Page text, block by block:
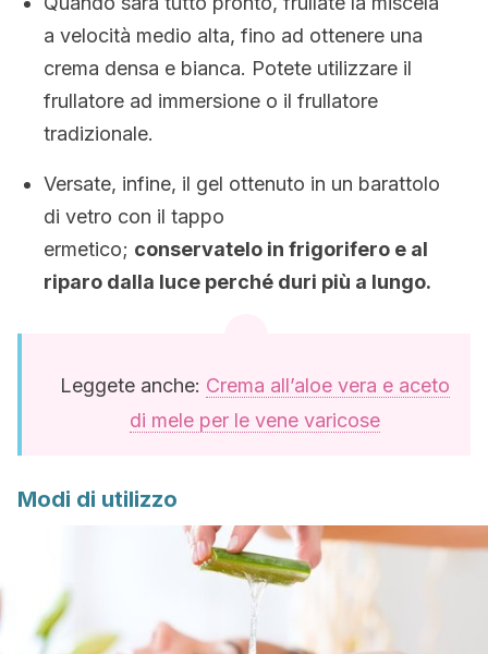
a velocità medio alta, fino ad ottenere una
crema densa e bianca. Potete utilizzare il
frullatore ad immersione o il frullatore
tradizionale.
Versate, infine, il gel ottenuto in un barattolo
di vetro con il tappo
ermetico; conservatelo in frigorifero e al
riparo dalla luce perché duri più a lungo.
Leggete anche: Crema all’aloe vera e aceto
di mele per le vene varicose
Modi di utilizzo